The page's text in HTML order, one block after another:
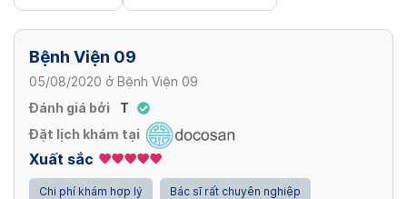
Bệnh Viện 09
05/08/2020 ở Bệnh Viện 09
Đánh giá bởi
T
Đặt lịch khám tại
Xuất sắc
Chi phí khám hợp lý Bác sĩ rất chuyên nghiệp